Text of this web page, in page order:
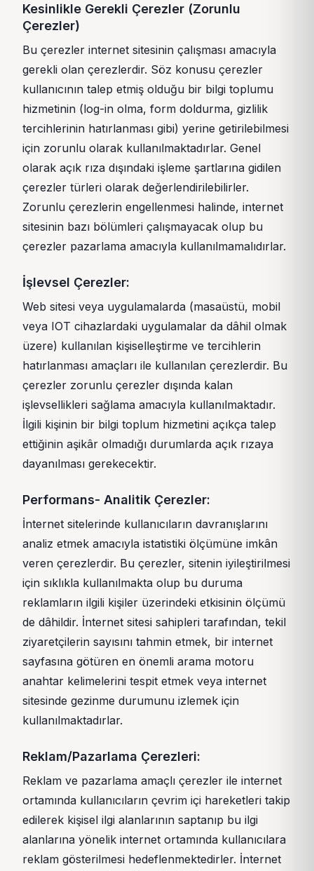
Kesinlikle Gerekli Çerezler (Zorunlu
Çerezler)
Bu çerezler internet sitesinin çalışması amacıyla
gerekli olan çerezlerdir. Söz konusu çerezler
kullanıcının talep etmiş olduğu bir bilgi toplumu
hizmetinin (log-in olma, form doldurma, gizlilik
tercihlerinin hatırlanması gibi) yerine getirilebilmesi
için zorunlu olarak kullanılmaktadırlar. Genel
olarak açık rıza dışındaki işleme şartlarına gidilen
çerezler türleri olarak değerlendirilebilirler.
Zorunlu çerezlerin engellenmesi halinde, internet
sitesinin bazı bölümleri çalışmayacak olup bu
çerezler pazarlama amacıyla kullanılmamalıdırlar.
İşlevsel Çerezler:
Web sitesi veya uygulamalarda (masaüstü, mobil
veya IOT cihazlardaki uygulamalar da dâhil olmak
üzere) kullanılan kişiselleştirme ve tercihlerin
hatırlanması amaçları ile kullanılan çerezlerdir. Bu
çerezler zorunlu çerezler dışında kalan
işlevsellikleri sağlama amacıyla kullanılmaktadır.
İlgili kişinin bir bilgi toplum hizmetini açıkça talep
ettiğinin aşikâr olmadığı durumlarda açık rızaya
dayanılması gerekecektir.
Performans- Analitik Çerezler:
İnternet sitelerinde kullanıcıların davranışlarını
analiz etmek amacıyla istatistiki ölçümüne imkân
veren çerezlerdir. Bu çerezler, sitenin iyileştirilmesi
için sıklıkla kullanılmakta olup bu duruma
reklamların ilgili kişiler üzerindeki etkisinin ölçümü
de dâhildir. İnternet sitesi sahipleri tarafından, tekil
ziyaretçilerin sayısını tahmin etmek, bir internet
sayfasına götüren en önemli arama motoru
anahtar kelimelerini tespit etmek veya internet
sitesinde gezinme durumunu izlemek için
kullanılmaktadırlar.
Reklam/Pazarlama Çerezleri:
Reklam ve pazarlama amaçlı çerezler ile internet
ortamında kullanıcıların çevrim içi hareketleri takip
edilerek kişisel ilgi alanlarının saptanıp bu ilgi
alanlarına yönelik internet ortamında kullanıcılara
reklam gösterilmesi hedeflenmektedirler. İnternet